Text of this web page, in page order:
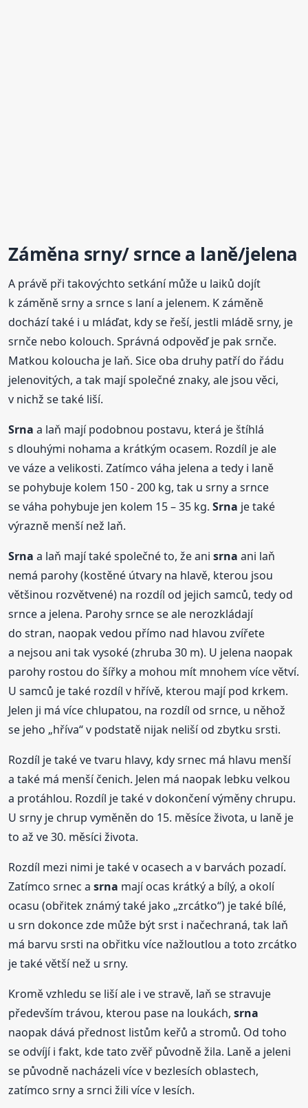
Záměna srny/ srnce a laně/jelena
A právě při takovýchto setkání může u laiků dojít
k záměně srny a srnce s laní a jelenem. K záměně
dochází také i u mláďat, kdy se řeší, jestli mládě srny, je
srnče nebo kolouch. Správná odpověď je pak srnče.
Matkou koloucha je laň. Sice oba druhy patří do řádu
jelenovitých, a tak mají společné znaky, ale jsou věci,
v nichž se také liší.
Srna a laň mají podobnou postavu, která je štíhlá
s dlouhými nohama a krátkým ocasem. Rozdíl je ale
ve váze a velikosti. Zatímco váha jelena a tedy i laně
se pohybuje kolem 150 - 200 kg, tak u srny a srnce
se váha pohybuje jen kolem 15 – 35 kg.Srna je také
výrazně menší než laň.
Srna a laň mají také společné to, že anisrna ani laň
nemá parohy (kostěné útvary na hlavě, kterou jsou
většinou rozvětvené) na rozdíl od jejich samců, tedy od
srnce a jelena. Parohy srnce se ale nerozkládají
do stran, naopak vedou přímo nad hlavou zvířete
a nejsou ani tak vysoké (zhruba 30 m). U jelena naopak
parohy rostou do šířky a mohou mít mnohem více větví.
U samců je také rozdíl v hřívě, kterou mají pod krkem.
Jelen ji má více chlupatou, na rozdíl od srnce, u něhož
se jeho „hříva“ v podstatě nijak neliší od zbytku srsti.
Rozdíl je také ve tvaru hlavy, kdy srnec má hlavu menší
a také má menší čenich. Jelen má naopak lebku velkou
a protáhlou. Rozdíl je také v dokončení výměny chrupu.
U srny je chrup vyměněn do 15. měsíce života, u laně je
to až ve 30. měsíci života.
Rozdíl mezi nimi je také v ocasech a v barvách pozadí.
Zatímco srnec asrna mají ocas krátký a bílý, a okolí
ocasu (obřitek známý také jako „zrcátko“) je také bílé,
u srn dokonce zde může být srst i načechraná, tak laň
má barvu srsti na obřitku více nažloutlou a toto zrcátko
je také větší než u srny.
Kromě vzhledu se liší ale i ve stravě, laň se stravuje
především trávou, kterou pase na loukách,srna
naopak dává přednost listům keřů a stromů. Od toho
se odvíjí i fakt, kde tato zvěř původně žila. Laně a jeleni
se původně nacházeli více v bezlesích oblastech,
zatímco srny a srnci žili více v lesích.